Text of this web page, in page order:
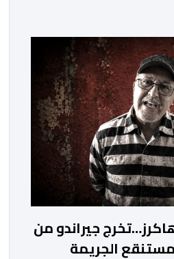
وطالبهما بمبلغ مالي غير مستحق
بالإرشاد السياحي بدون رخصة،
[…]
جيراندو من
الجريمة